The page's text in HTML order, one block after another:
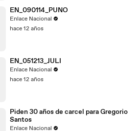
EN_090114_PUNO
Enlace Nacional
hace 12 años
EN_051213_JULI
Enlace Nacional
hace 12 años
Piden 30 años de carcel para Gregorio
Santos
Enlace Nacional